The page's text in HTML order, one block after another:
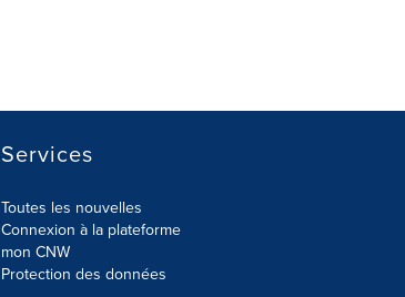
Services
Toutes les nouvelles
Connexion à la plateforme
mon CNW
Protection des données